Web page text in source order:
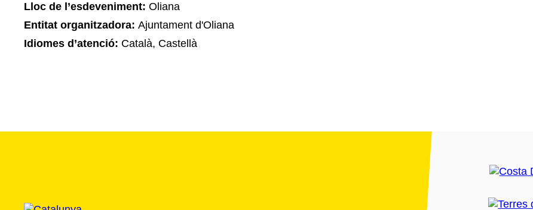
Lloc de l’esdeveniment: Oliana
Entitat organitzadora: Ajuntament d'Oliana
Idiomes d’atenció: Català, Castellà